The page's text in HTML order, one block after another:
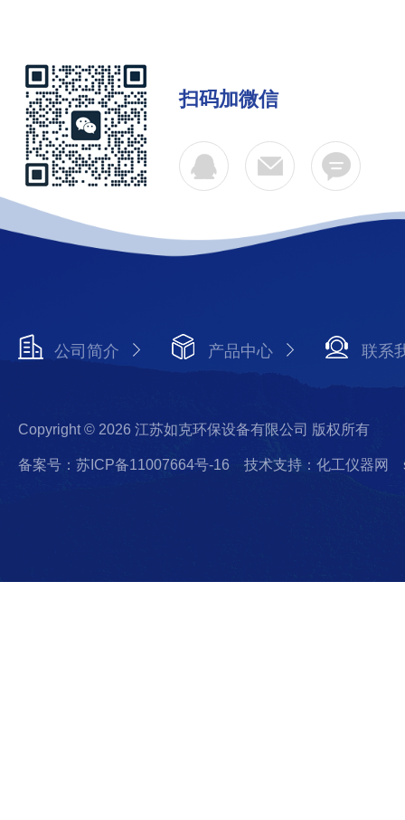
扫码加微信
公司简介 产品中心 联系
Copyright © 2026 江苏如克环保设备有限公司 版权所有
备案号：苏ICP备11007664号-16 技术支持：化工仪器网